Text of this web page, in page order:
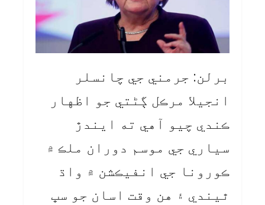
برلن: جرمني جي چانسلر
انجيلا مرڪل ڳڻتي جو اظهار
ڪندي چيو آهي ته ايندڙ
سياري جي موسم دوران ملڪ ۾
ڪورونا جي انفيڪشن ۾ واڌ
ٿيندي ۽ هن وقت اسان جو سڀ